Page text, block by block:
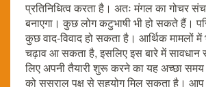
प्रतिनिधित्व करता है। अतः मंगल का गोचर
बनाएगा। कुछ लोग कटुभाषी भी हो सकते हैं।
कुछ वाद-विवाद हो सकता है। आर्थिक मामलों
चढ़ाव आ सकता है, इसलिए इस बारे में सावधान
लिए अपनी तैयारी शुरू करने का यह अच्छा समय
को ससुराल पक्ष से सहयोग मिल सकता है। आप